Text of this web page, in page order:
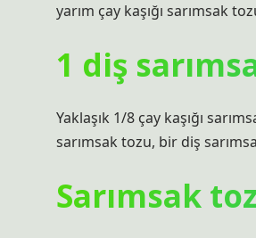
yarım çay kaşığı sarımsak
1 diş
Yaklaşık 1/8 çay kaşığı
sarımsak tozu, bir diş
Sarımsak